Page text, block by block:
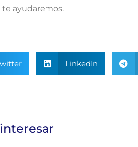
te ayudaremos.
LinkedIn